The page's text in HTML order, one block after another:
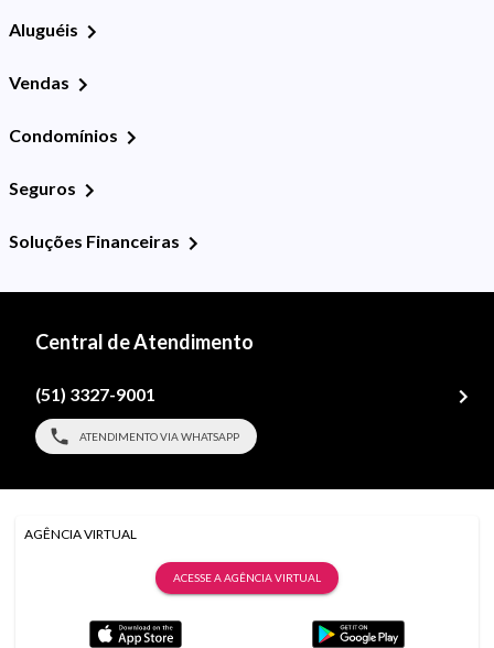
Aluguéis
Vendas
Condomínios
Seguros
Soluções Financeiras
Central de Atendimento
(51) 3327-9001
ATENDIMENTO VIA WHATSAPP
AGÊNCIA VIRTUAL
ACESSE A AGÊNCIA VIRTUAL